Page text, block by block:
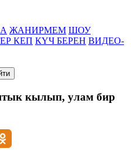
ЖАНИРМЕМ ШОУ
КЕП КҮЧ БЕРЕН ВИДЕО-
кылып, улам бир